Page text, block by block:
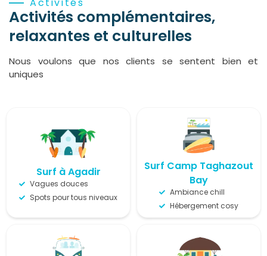
Activités complémentaires,
relaxantes et culturelles
Nous voulons que nos clients se sentent bien et
uniques
Surf à Agadir
Vagues douces
Spots pour tous niveaux
Surf Camp Taghazout
Bay
Ambiance chill
Hébergement cosy